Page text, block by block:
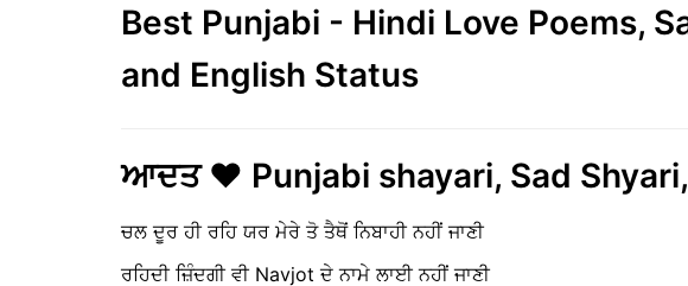
Best Punjabi - Hindi Love Poems,
and English Status
ਆਦਤ ❤️ Punjabi shayari, Sad
ਚਲ ਦੂਰ ਹੀ ਰਹਿ ਯਰ ਮੇਰੇ ਤੋ ਤੈਥੋਂ ਨਿਬਾਹੀ ਨਹੀਂ ਜਾਣੀ
ਰਹਿਦੀ ਜ਼ਿੰਦਗੀ ਵੀ Navjot ਦੇ ਨਾਮੇ ਲਾਈ ਨਹੀਂ ਜਾਣੀ